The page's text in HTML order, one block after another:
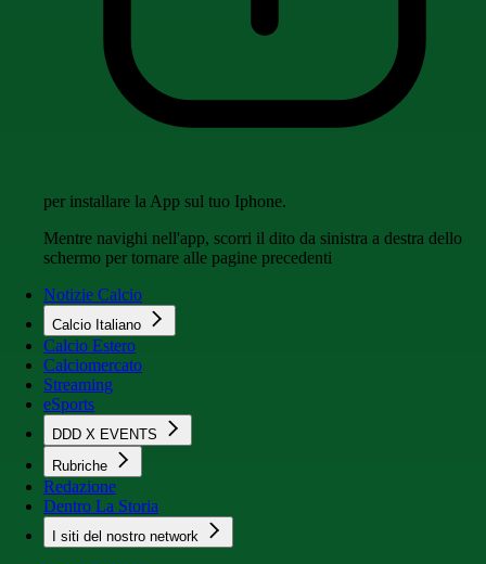
per installare la App sul tuo Iphone.
Mentre navighi nell'app, scorri il dito da sinistra a destra dello
schermo per tornare alle pagine precedenti
Notizie Calcio
Calcio Italiano
Calcio Estero
Calciomercato
Streaming
eSports
DDD X EVENTS
Rubriche
Redazione
Dentro La Storia
I siti del nostro network